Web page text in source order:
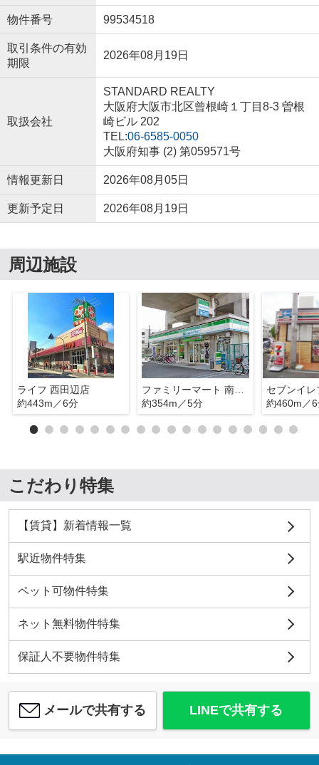
物件番号 99534518
取引条件の有効
期限
2026年08月19日
取扱会社
STANDARD REALTY
大阪府大阪市北区曾根崎１丁目8-3 曽根
崎ビル 202
TEL:06-6585-0050
大阪府知事 (2) 第059571号
情報更新日 2026年08月05日
更新予定日 2026年08月19日
周辺施設
ライフ 西田辺店
約443m／6分
ファミリーマート 南田辺駅前店
約354m／5分
約460m／
こだわり特集
【賃貸】新着情報一覧
駅近物件特集
ペット可物件特集
ネット無料物件特集
保証人不要物件特集
メールで共有する LINEで共有する